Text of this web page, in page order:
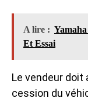
A lire :
Et Essai
Le vendeur
cession du